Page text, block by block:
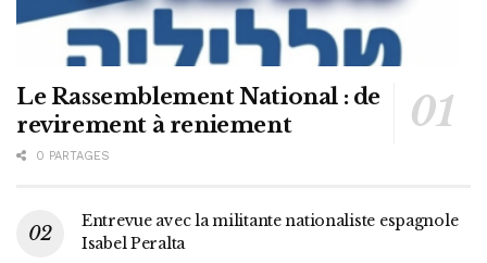
Le Rassemblement National : de
revirement à reniement
0 PARTAGES
Entrevue avec la militante nationaliste espagnole
Isabel Peralta